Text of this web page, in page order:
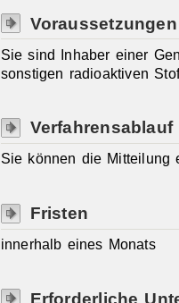
Voraussetzungen
Sie sind Inhaber einer
sonstigen radioaktiven
Verfahrensablauf
Sie können die Mitteilung
Fristen
innerhalb eines Monats
Erforderliche